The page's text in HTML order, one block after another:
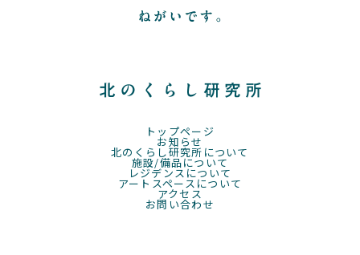
トップページ
お知らせ
北のくらし研究所について
施設/備品について
レジデンスについて
アートスペースについて
アクセス
お問い合わせ